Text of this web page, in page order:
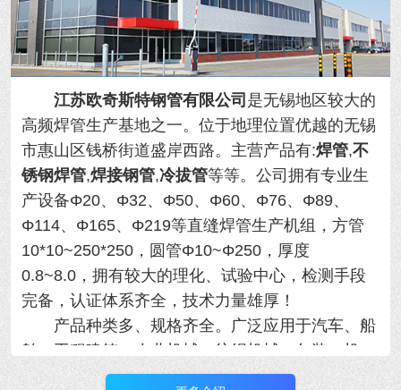
江苏欧奇斯特钢管有限公司 是无锡地区较大的
高频焊管生产基地之一。位于地理位置优越的无锡
市惠山区钱桥街道盛岸西路。主营产品有:焊管,不
锈钢焊管,焊接钢管,冷拔管等等。 公司拥有专业生
产设备Φ20、Φ32、Φ50、Φ60、Φ76、Φ89、
Φ114、Φ165、Φ219等直缝焊管生产机组，方管
10*10~250*250，圆管Φ10~Φ250，厚度
0.8~8.0，拥有较大的理化、试验中心，检测手段
完备，认证体系齐全，技术力量雄厚！
产品种类多、规格齐全。广泛应用于汽车、船
舶、工程建筑、农业机械、纺织机械、包装、机
械、制冷设备等行业，年产量大！用于各类精密机